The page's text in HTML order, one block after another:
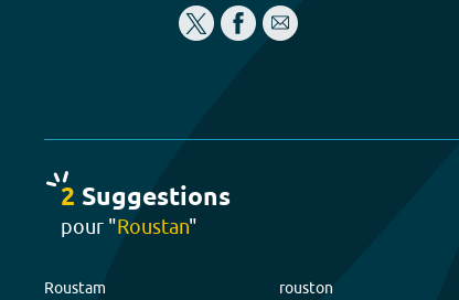
2 Suggestions
pour "Roustan"
Roustam rouston